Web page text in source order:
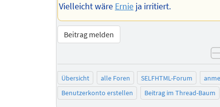
Vielleicht wäre Ernieja irritiert.
Beitrag melden
Übersicht alle Foren SELFHTML-Forum
Benutzerkonto erstellen
Beitrag im Thread-Baum